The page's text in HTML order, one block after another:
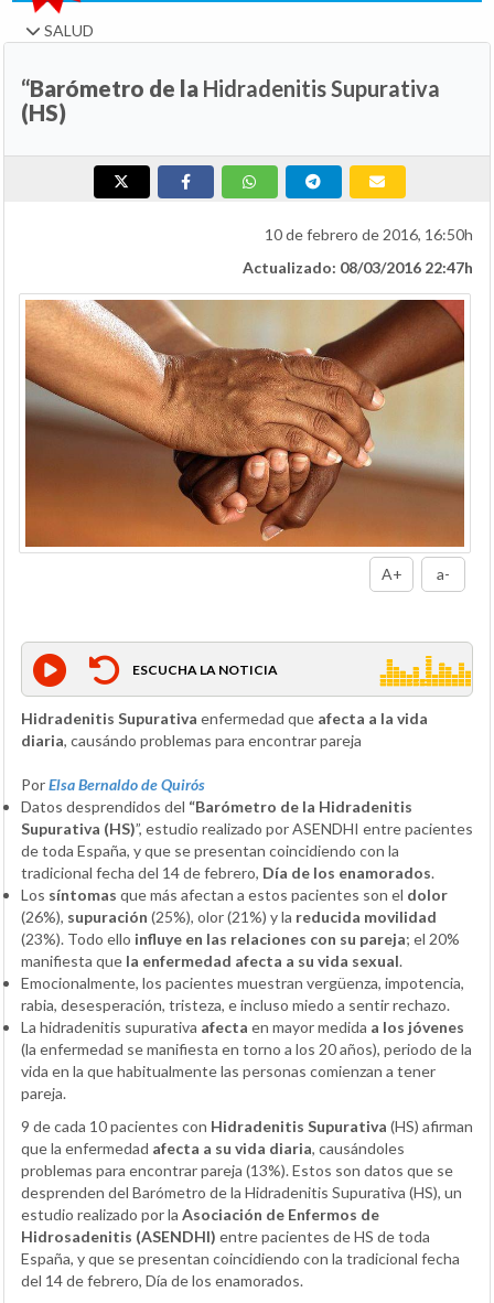
SALUD
“Barómetro de la Hidradenitis Supurativa
(HS)
10 de febrero de 2016, 16:50h
Actualizado: 08/03/2016 22:47h
A+ a-
ESCUCHA LA NOTICIA
Hidradenitis Supurativa enfermedad que afecta a la vida
diaria, causándo problemas para encontrar pareja
PorElsa Bernaldo de Quirós
Datos desprendidos del “Barómetro de la Hidradenitis
Supurativa (HS)”, estudio realizado por ASENDHI entre pacientes
de toda España, y que se presentan coincidiendo con la
tradicional fecha del 14 de febrero, Día de los enamorados.
Los síntomas que más afectan a estos pacientes son el dolor
(26%), supuración (25%), olor (21%) y la reducida movilidad
(23%). Todo ello influye en las relaciones con su pareja; el 20%
manifiesta que la enfermedad afecta a su vida sexual.
Emocionalmente, los pacientes muestran vergüenza, impotencia,
rabia, desesperación, tristeza, e incluso miedo a sentir rechazo.
La hidradenitis supurativa afecta en mayor medida a los jóvenes
(la enfermedad se manifiesta en torno a los 20 años), periodo de la
vida en la que habitualmente las personas comienzan a tener
pareja.
9 de cada 10 pacientes con Hidradenitis Supurativa (HS) afirman
que la enfermedad afecta a su vida diaria, causándoles
problemas para encontrar pareja (13%). Estos son datos que se
desprenden del Barómetro de la Hidradenitis Supurativa (HS), un
estudio realizado por la Asociación de Enfermos de
Hidrosadenitis (ASENDHI) entre pacientes de HS de toda
España, y que se presentan coincidiendo con la tradicional fecha
del 14 de febrero, Día de los enamorados.